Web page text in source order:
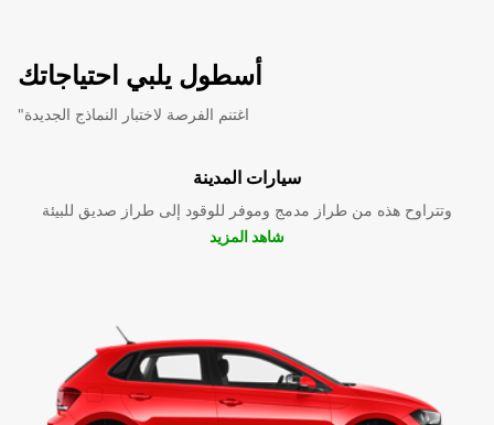
أسطول يلبي احتياجاتك
"اغتنم الفرصة لاختبار النماذج الجديدة
سيارات المدينة
وتتراوح هذه من طراز مدمج وموفر للوقود إلى طراز صديق للبيئة
شاهد المزيد